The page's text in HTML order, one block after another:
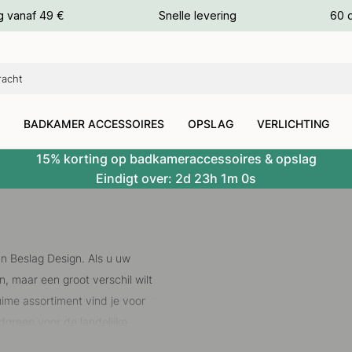
vanaf 49 € Snelle levering 60
BADKAMER ACCESSOIRES OPSLAG VERLICHTING
15% korting op badkameraccessoires & opslag
Eindigt over:2d 23h 0m 59s
Beslag Design. Als u uw
maar een groot verschil wilt
assortiment vind je voor
handgrepen zijn